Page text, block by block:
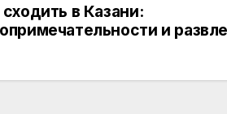
в Казани:
и